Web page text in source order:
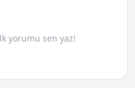
yorumu sen yaz!